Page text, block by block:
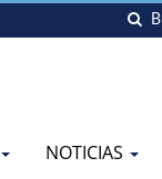
NOTICIAS